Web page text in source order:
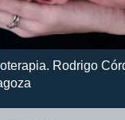
Rodrigo